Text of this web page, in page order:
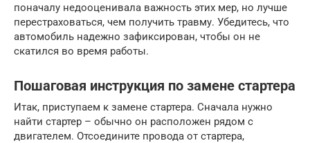
поначалу недооценивала важность этих мер, но лучше
перестраховаться, чем получить травму. Убедитесь, что
автомобиль надежно зафиксирован, чтобы он не
скатился во время работы.
Пошаговая инструкция по замене стартера
Итак, приступаем к замене стартера. Сначала нужно
найти стартер – обычно он расположен рядом с
двигателем. Отсоедините провода от стартера,